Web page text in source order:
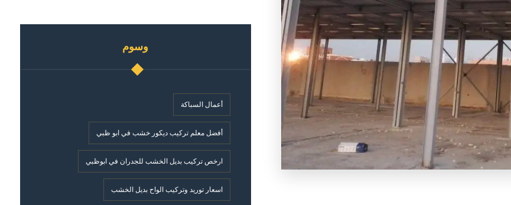
وسوم
أعمال السباكة
أفضل معلم تركيب ديكور خشب في ابو ظبي
ارخص تركيب بديل الخشب للجدران في ابوظبي
اسعار توريد وتركيب الواح بديل الخشب